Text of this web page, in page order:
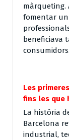
màrqueting.
fomentar un
beneficiava
consumidors.
Les
fins les que
La història
Barcelona
industrial,